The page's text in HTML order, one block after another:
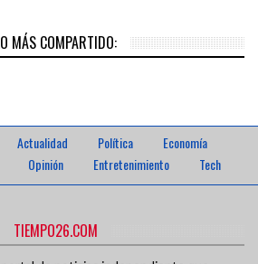
MÁS COMPARTIDO:
Actualidad Política
Economía
Opinión Entretenimiento Tech
TIEMPO26.COM